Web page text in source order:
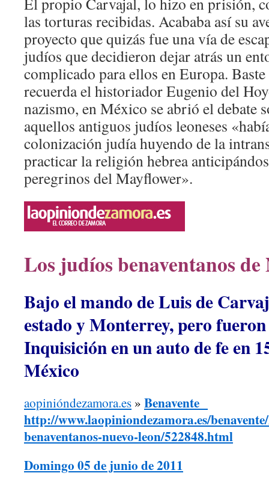
las torturas recibidas. Acababa así su
proyecto que quizás fue una vía de
judíos que decidieron dejar atrás un
complicado para ellos en Europa.
recuerda el historiador Eugenio del
nazismo, en México se abrió el debate
aquellos antiguos judíos leoneses
colonización judía huyendo de la
practicar la religión hebrea
peregrinos del Mayflower».
Los judíos benaventanos de
Bajo el mando de Luis de
estado y Monterrey, pero
Inquisición en un auto de fe en
México
aopinióndezamora.es » Benavente
http://www.laopiniondezamora.es/
benaventanos-nuevo-leon/522848.html
Domingo 05 de junio de 2011